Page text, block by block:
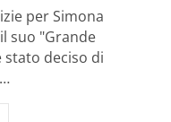
per Simona
suo "Grande
stato deciso di